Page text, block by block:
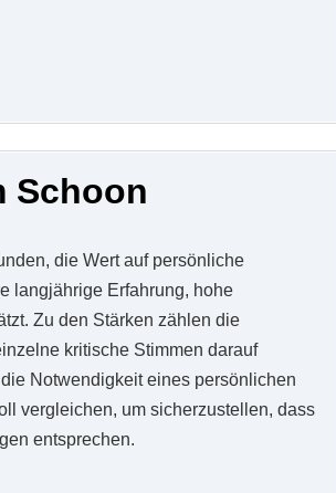
Schoon
die Wert auf persönliche
langjährige Erfahrung, hohe
Zu den Stärken zählen die
kritische Stimmen darauf
Notwendigkeit eines persönlichen
vergleichen, um sicherzustellen, dass
entsprechen.